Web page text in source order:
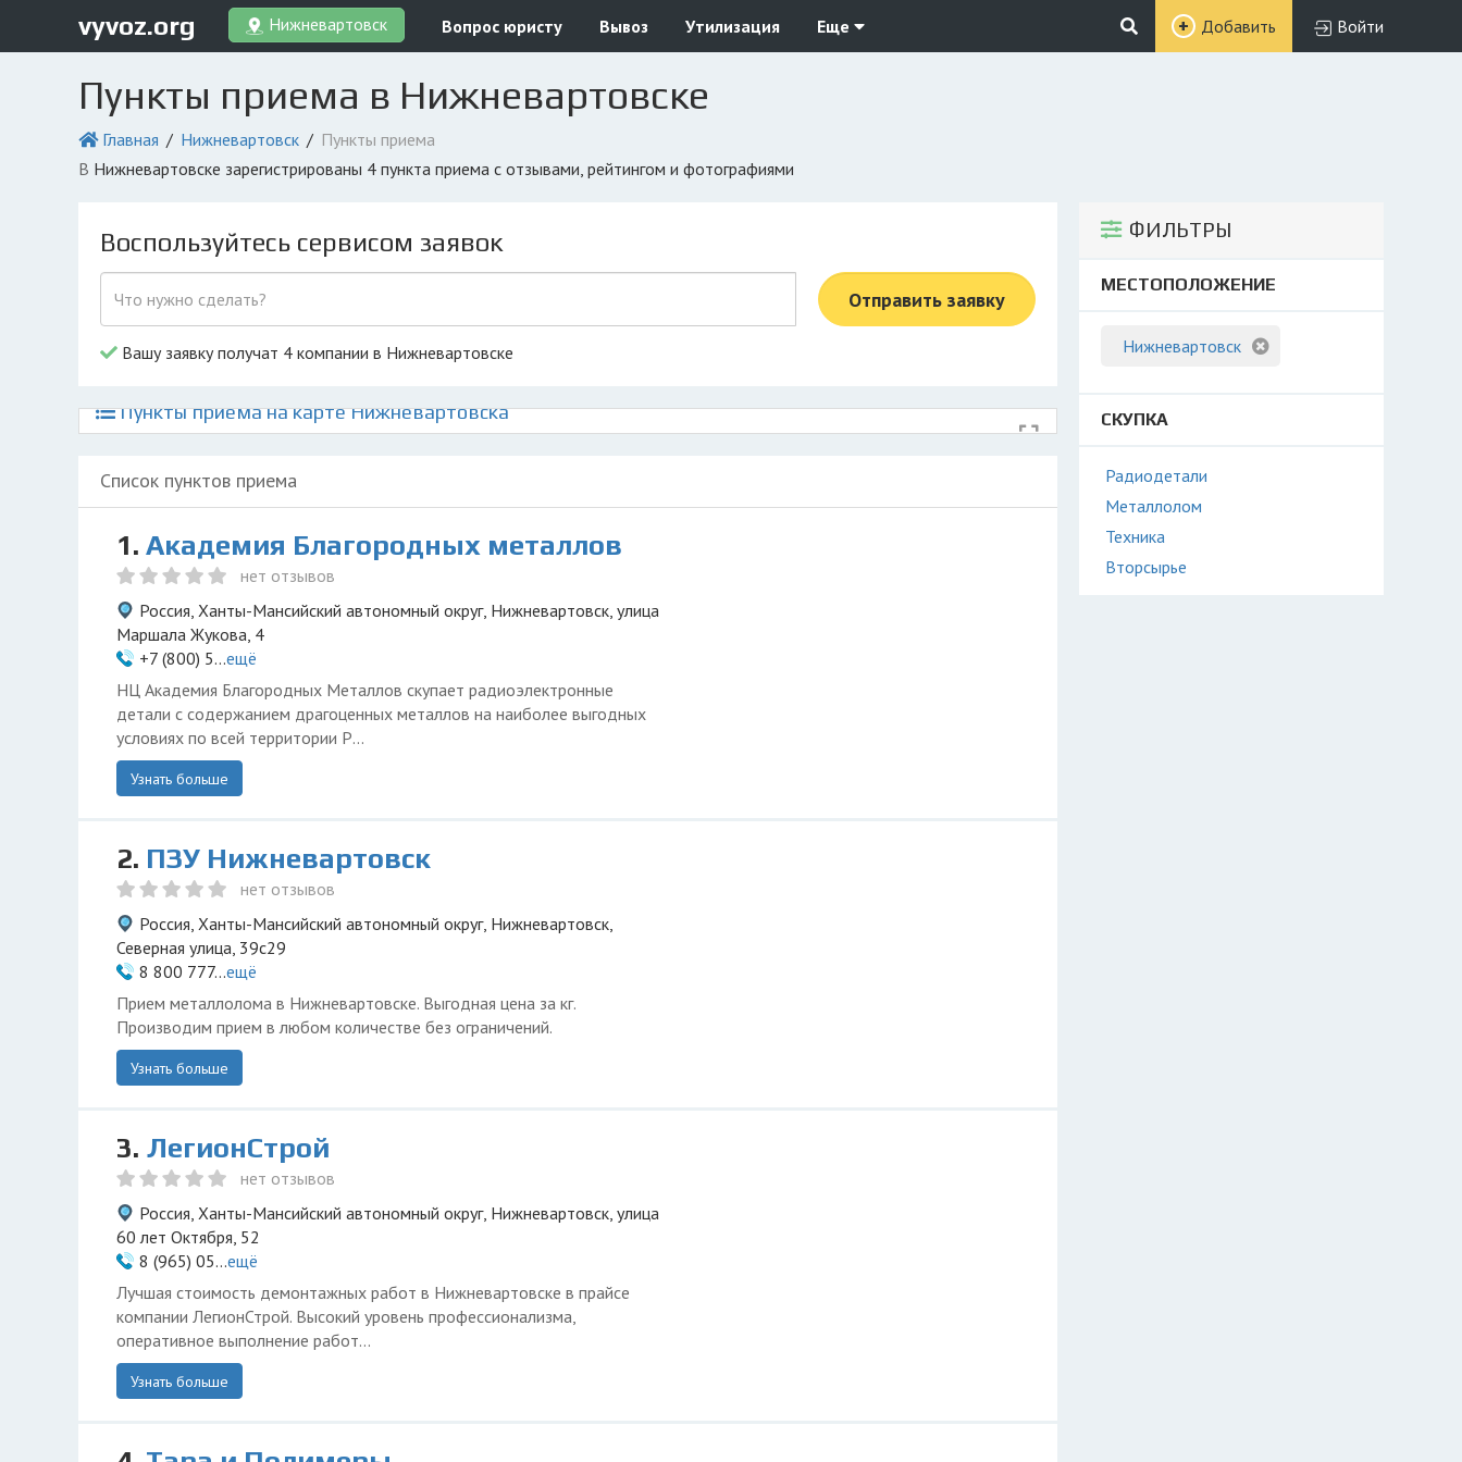
vyvoz.org Нижневартовск Вопрос юристу Вывоз Утилизация Еще Добавить Войти
Пункты приема в Нижневартовске
Главная Нижневартовск
Пункты приема
в Нижневартовске зарегистрированы 4 пункта приема с отзывами, рейтингом и фотографиями
ФИЛЬТРЫ
МЕСТОПОЛОЖЕНИЕ
Нижневартовск
СКУПКА
Радиодетали
Металлолом
Техника
Вторсырье
Воспользуйтесь сервисом заявок
Отправить заявку
Вашу заявку получат 4 компании в Нижневартовске
Пункты приема на карте Нижневартовска
Список пунктов приема
1. Академия Благородных металлов
нет отзывов
Россия, Ханты-Мансийский автономный округ, Нижневартовск, улица
Маршала Жукова, 4
+7 (800) 5...ещё
НЦ Академия Благородных Металлов скупает радиоэлектронные
детали с содержанием драгоценных металлов на наиболее выгодных
условиях по всей территории Р...
Узнать больше
2. ПЗУ Нижневартовск
нет отзывов
Россия, Ханты-Мансийский автономный округ, Нижневартовск,
Северная улица, 39с29
8 800 777...ещё
Прием металлолома в Нижневартовске. Выгодная цена за кг.
Производим прием в любом количестве без ограничений.
Узнать больше
3. ЛегионСтрой
нет отзывов
Россия, Ханты-Мансийский автономный округ, Нижневартовск, улица
60 лет Октября, 52
8 (965) 05...ещё
Лучшая стоимость демонтажных работ в Нижневартовске в прайсе
компании ЛегионСтрой. Высокий уровень профессионализма,
оперативное выполнение работ...
Узнать больше